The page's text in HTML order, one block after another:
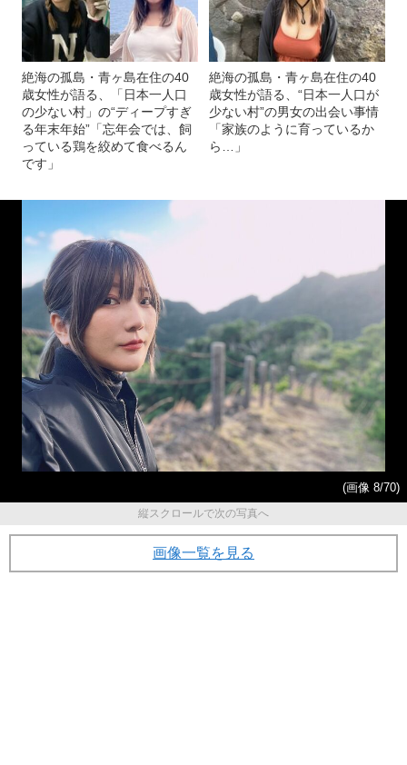
絶海の孤島・青ヶ島在住の40
歳女性が語る、「日本一人口
の少ない村」の“ディープすぎ
る年末年始”「忘年会では、飼
っている鶏を絞めて食べるん
です」
絶海の孤島・青ヶ島在住の40
歳女性が語る、“日本一人口が
少ない村”の男女の出会い事情
「家族のように育っているか
ら…」
(画像 8/70)
縦スクロールで次の写真へ
画像一覧を見る